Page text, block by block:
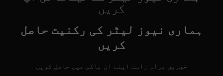
کریں
ہماری نیوز لیٹر کی رکنیت حاصل
کریں
خبریں براہِ راست اپنے ان باکس میں حاصل کریں